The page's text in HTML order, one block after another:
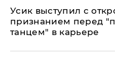
Усик выступил с
признанием перед
танцем" в карьере